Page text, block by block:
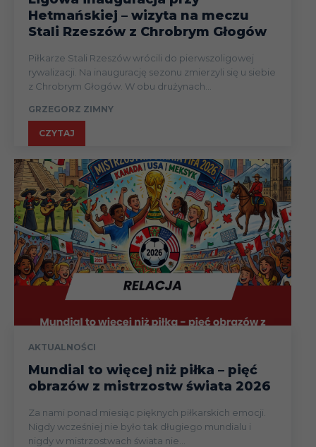
Hetmańskiej – wizyta na meczu
Stali Rzeszów z Chrobrym Głogów
Piłkarze Stali Rzeszów wrócili do pierwszoligowej
rywalizacji. Na inaugurację sezonu zmierzyli się u siebie
z Chrobrym Głogów. W obu drużynach...
GRZEGORZ ZIMNY
CZYTAJ
AKTUALNOŚCI
Mundial to więcej niż piłka – pięć
obrazów z mistrzostw świata 2026
Za nami ponad miesiąc pięknych piłkarskich emocji.
Nigdy wcześniej nie było tak długiego mundialu i
nigdy w mistrzostwach świata nie...